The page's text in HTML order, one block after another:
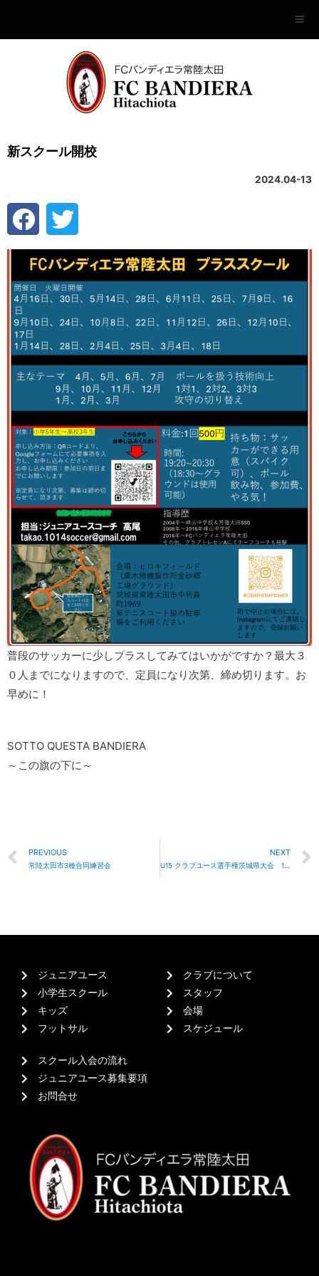
新スクール開校
2024.04-13
普段のサッカーに少しプラスしてみてはいかがですか？最大３
０人までになりますので、定員になり次第、締め切ります。お
早めに！
SOTTO QUESTA BANDIERA
～この旗の下に～
PREVIOUS
常陸太田市3種合同練習会
NEXT
U15 クラブユース選手権茨城県大会 1回戦
ジュニアユース
小学生スクール
キッズ
フットサル
クラブについて
スタッフ
会場
スケジュール
スクール入会の流れ
ジュニアユース募集要項
お問合せ